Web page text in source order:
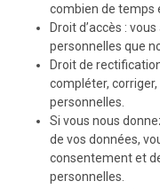
combien de temps
Droit d’accès :
personnelles que
Droit de
compléter,
personnelles.
Si vous nous
de vos données,
consentement et
personnelles.